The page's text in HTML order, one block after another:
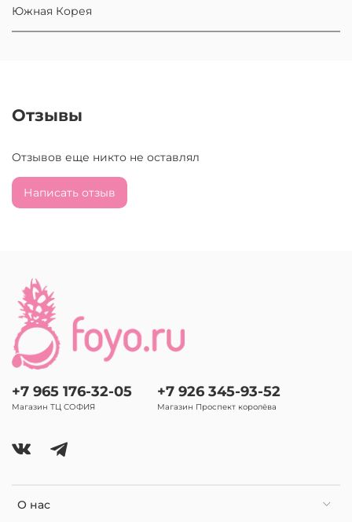
Южная Корея
Отзывы
Отзывов еще никто не оставлял
Написать отзыв
О нас
+7 965 176-32-05
Магазин ТЦ СОФИЯ
+7 926 345-93-52
Магазин Проспект королёва